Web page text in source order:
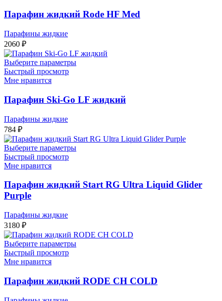
Парафин жидкий Rode HF Med
Парафины жидкие
2060 ₽
Выберите параметры
Быстрый просмотр
Мне нравится
Парафин Ski-Go LF жидкий
Парафины жидкие
784 ₽
Выберите параметры
Быстрый просмотр
Мне нравится
Парафин жидкий Start RG Ultra Liquid Glider
Purple
Парафины жидкие
3180 ₽
Выберите параметры
Быстрый просмотр
Мне нравится
Парафин жидкий RODE CH COLD